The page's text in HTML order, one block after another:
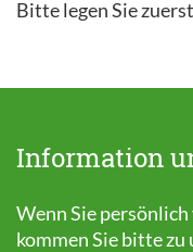
Bitte legen Sie
Information
Wenn Sie
kommen Sie bitte